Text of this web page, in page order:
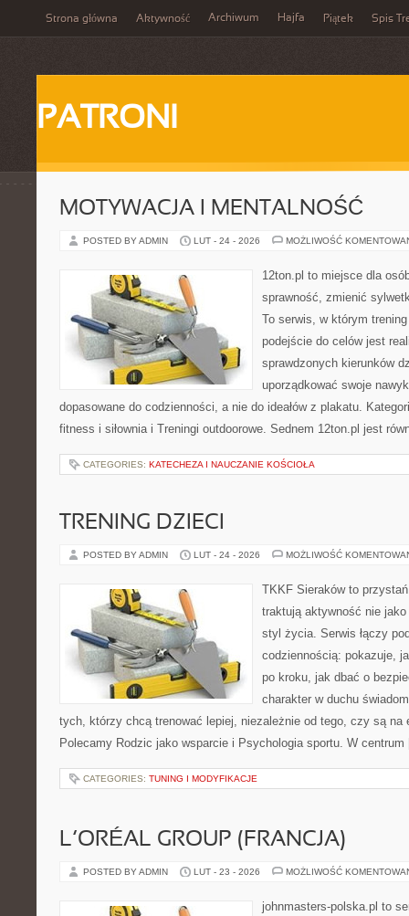
Strona główna Aktywność Archiwum Hajfa Piątek Spis
PATRONI
MOTYWACJA I MENTALNOŚĆ
POSTED BY ADMIN LUT - 24 - 2026 MOŻLIWOŚĆ
12ton.pl to miejsce dla
sprawność, zmienić
To serwis, w którym
podejście do celów jest
sprawdzonych kierunków
uporządkować swoje
dopasowane do codzienności, a nie do ideałów z plakatu.
fitness i siłownia i Treningi outdoorowe. Sednem 12ton.pl jest
CATEGORIES: KATECHEZA I NAUCZANIE KOŚCIOŁA
TRENING DZIECI
POSTED BY ADMIN LUT - 24 - 2026 MOŻLIWOŚĆ
TKKF Sieraków to
traktują aktywność nie
styl życia. Serwis łączy
codziennością: pokazuje,
po kroku, jak dbać o
charakter w duchu
tych, którzy chcą trenować lepiej, niezależnie od tego, czy są na
Polecamy Rodzic jako wsparcie i Psychologia sportu. W
CATEGORIES: TUNING I MODYFIKACJE
L’ORÉAL GROUP (FRANCJA)
POSTED BY ADMIN LUT - 23 - 2026 MOŻLIWOŚĆ
johnmasters-polska.pl to